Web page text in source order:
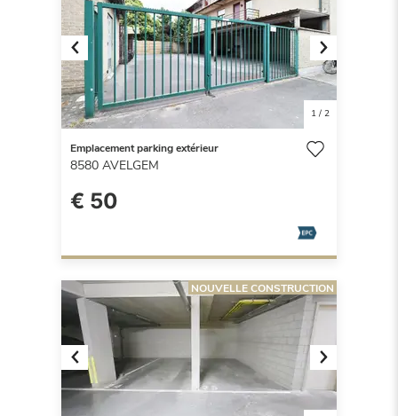
Previous Next
1/ 2
Emplacement parking extérieur
8580 AVELGEM
€ 50
Previous Next
NOUVELLE CONSTRUCTION